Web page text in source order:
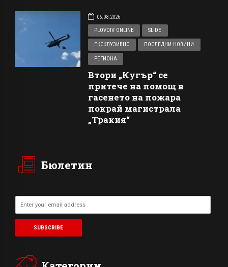
06.08.2026
PLOVDIV ONLINE
SLIDE
ЕКСКЛУЗИВНО ПОСЛЕДНИ НОВИНИ
РЕГИОНА
Втори „Кугър“ се
притече на помощ в
гасенето на пожара
покрай магистрала
„Тракия“
Бюлетин